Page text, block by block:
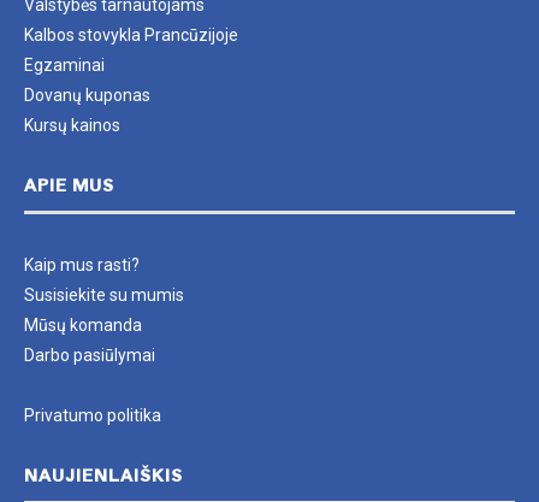
Valstybės tarnautojams
Kalbos stovykla Prancūzijoje
Egzaminai
Dovanų kuponas
Kursų kainos
APIE MUS
Kaip mus rasti?
Susisiekite su mumis
Mūsų komanda
Darbo pasiūlymai
Privatumo politika
NAUJIENLAIŠKIS